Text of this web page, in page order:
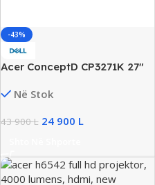
-43%
Acer ConceptD CP3271K 27″
1 ms, NVIDIA G‑SYNC
Në Stok
43 900L 24 900 L